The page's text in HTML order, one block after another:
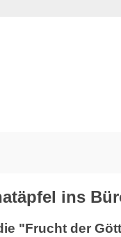
ins
"Frucht der